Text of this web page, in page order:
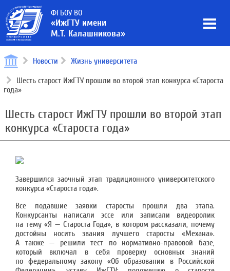
ФГБОУ ВО
«ИжГТУ имени
М.Т. Калашникова»
Новости Жизнь университета
Шесть старост ИжГТУ прошли во второй этап конкурса «Староста
года»
Шесть старост ИжГТУ прошли во второй этап
конкурса «Староста года»
Завершился заочный этап традиционного университетского
конкурса «Староста года».
Все подавшие заявки старосты прошли два этапа.
Конкурсанты написали эссе или записали видеоролик
на тему «Я — Староста Года», в котором рассказали, почему
достойны носить звания лучшего старосты «Механа».
А также — решили тест по нормативно-правовой базе,
который включал в себя проверку основных знаний
по федеральному закону «Об образовании в Российской